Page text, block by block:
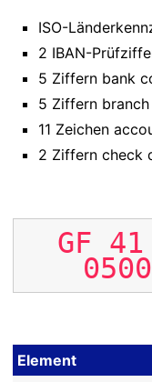
ISO-
2 IBAN-
5 Ziffern bank
5 Ziffern
11 Zeichen
2 Ziffern check
GF 41
Element